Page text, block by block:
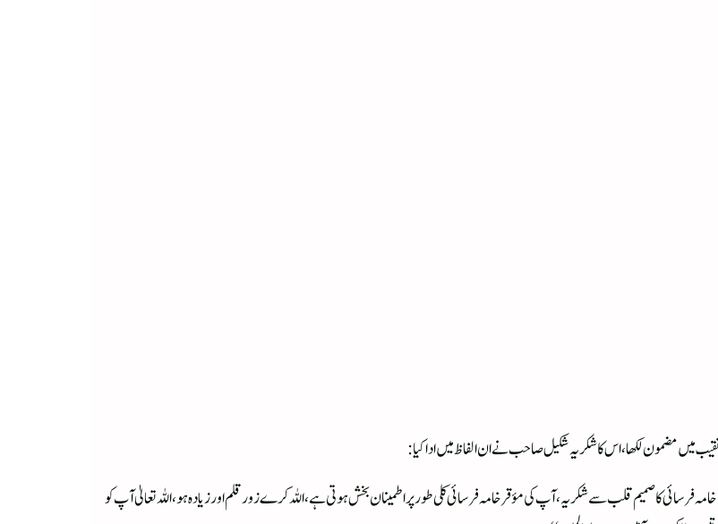
میں مضمون لکھا، اس کا شکریہ شکیل صاحب نے ان الفاظ میں ادا کیا:
کا صمیم قلب سے شکریہ، آپ کی مؤقر خامہ فرسائی کلی طورپر اطمینان بخش ہوتی ہے، اللہ کرے زور قلم اور زیادہ ہو، اللہ تعالیٰ آپ کو